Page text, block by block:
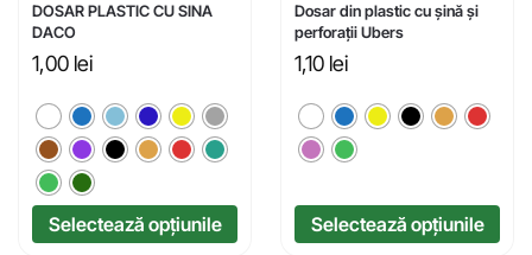
DOSAR PLASTIC CU SINA
DACO
1,00 lei
Selectează opțiunile
Dosar din plastic cu șină și
perforații Ubers
1,10 lei
Selectează opțiunile